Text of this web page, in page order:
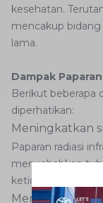
kesehatan.
mencakup
lama.
Dampak
Berikut beberapa
diperhatikan:
Meningkatkan
Paparan radiasi
menyebabkan
ketidaknyamanan
Menembus